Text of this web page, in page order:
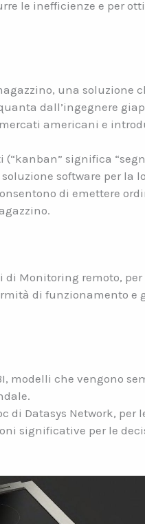
le inefficienze e per
una soluzione
dall’ingegnere
americani e
significa
software per la
di emettere
di Monitoring remoto,
di funzionamento e
modelli che vengono
di Datasys Network, per
significative per le